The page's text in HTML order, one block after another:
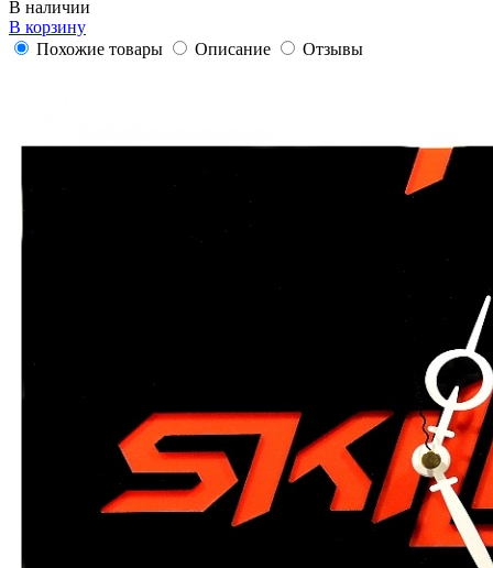
В наличии
В корзину
Похожие товары
Описание Отзывы